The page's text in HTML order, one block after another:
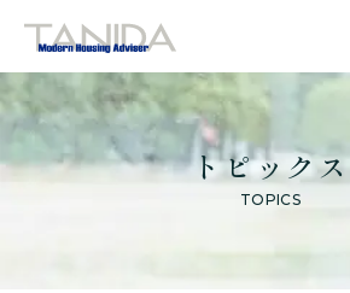
谷田工務店のトップページへ移動
トピックス
TOPICS